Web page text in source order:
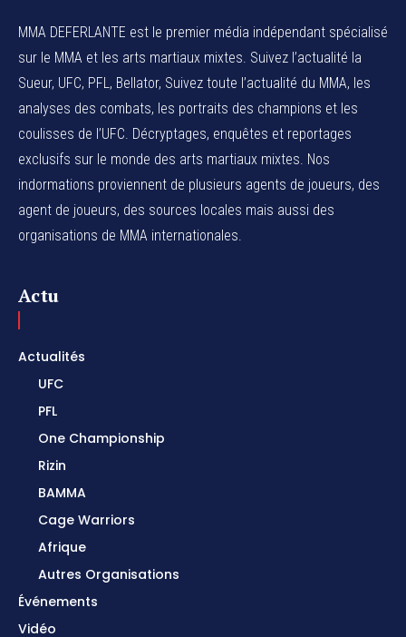
MMA DEFERLANTE est le premier média indépendant spécialisé
sur le MMA et les arts martiaux mixtes. Suivez l’actualité la
Sueur, UFC, PFL, Bellator, Suivez toute l’actualité du MMA, les
analyses des combats, les portraits des champions et les
coulisses de l’UFC. Décryptages, enquêtes et reportages
exclusifs sur le monde des arts martiaux mixtes. Nos
indormations proviennent de plusieurs agents de joueurs, des
agent de joueurs, des sources locales mais aussi des
organisations de MMA internationales.
Actu
Actualités
UFC
PFL
One Championship
Rizin
BAMMA
Cage Warriors
Afrique
Autres Organisations
Événements
Vidéo